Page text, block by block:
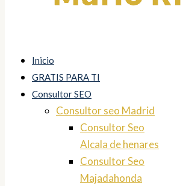
Inicio
GRATIS PARA TI
Consultor SEO
Consultor seo Madrid
Consultor Seo
Alcala de henares
Consultor Seo
Majadahonda